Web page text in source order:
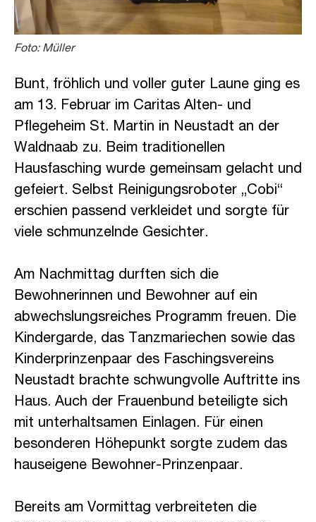
Foto: Müller
Bunt, fröhlich und voller guter Laune ging es
am 13. Februar im Caritas Alten- und
Pflegeheim St. Martin in Neustadt an der
Waldnaab zu. Beim traditionellen
Hausfasching wurde gemeinsam gelacht und
gefeiert. Selbst Reinigungsroboter „Cobi“
erschien passend verkleidet und sorgte für
viele schmunzelnde Gesichter.
Am Nachmittag durften sich die
Bewohnerinnen und Bewohner auf ein
abwechslungsreiches Programm freuen. Die
Kindergarde, das Tanzmariechen sowie das
Kinderprinzenpaar des Faschingsvereins
Neustadt brachte schwungvolle Auftritte ins
Haus. Auch der Frauenbund beteiligte sich
mit unterhaltsamen Einlagen. Für einen
besonderen Höhepunkt sorgte zudem das
hauseigene Bewohner-Prinzenpaar.
Bereits am Vormittag verbreiteten die